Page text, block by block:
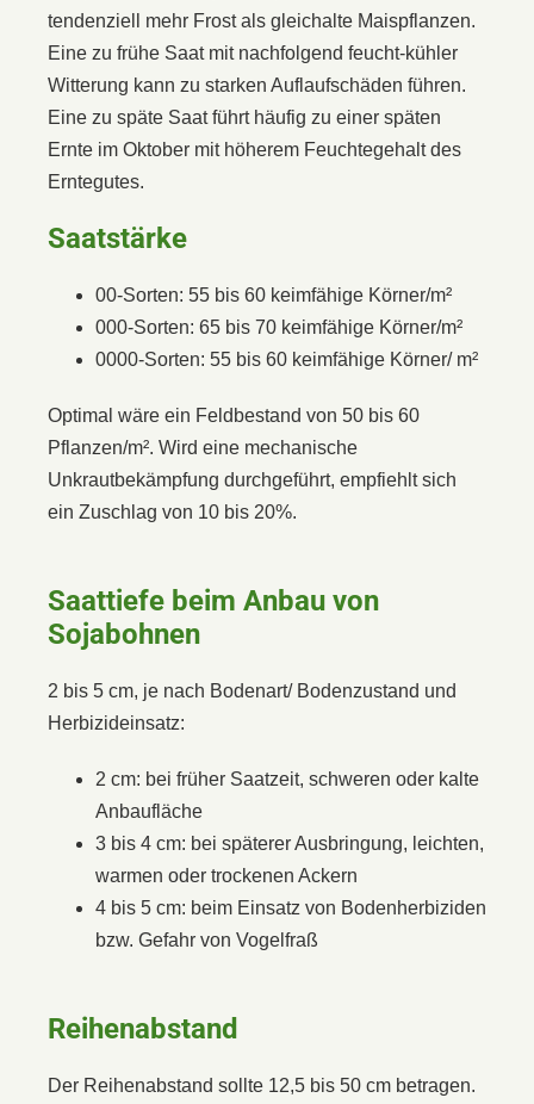
tendenziell mehr Frost als gleichalte Maispflanzen.
Eine zu frühe Saat mit nachfolgend feucht-kühler
Witterung kann zu starken Auflaufschäden führen.
Eine zu späte Saat führt häufig zu einer späten
Ernte im Oktober mit höherem Feuchtegehalt des
Erntegutes.
Saatstärke
00-Sorten: 55 bis 60 keimfähige Körner/m²
000-Sorten: 65 bis 70 keimfähige Körner/m²
0000-Sorten: 55 bis 60 keimfähige Körner/ m²
Optimal wäre ein Feldbestand von 50 bis 60
Pflanzen/m². Wird eine mechanische
Unkrautbekämpfung durchgeführt, empfiehlt sich
ein Zuschlag von 10 bis 20%.
Saattiefe beim Anbau von
Sojabohnen
2 bis 5 cm, je nach Bodenart/ Bodenzustand und
Herbizideinsatz:
2 cm: bei früher Saatzeit, schweren oder kalte
Anbaufläche
3 bis 4 cm: bei späterer Ausbringung, leichten,
warmen oder trockenen Ackern
4 bis 5 cm: beim Einsatz von Bodenherbiziden
bzw. Gefahr von Vogelfraß
Reihenabstand
Der Reihenabstand sollte 12,5 bis 50 cm betragen.